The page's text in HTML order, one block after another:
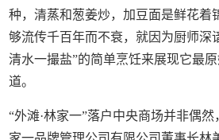
种，清蒸和葱姜炒，加豆面是鲜花着
够流传千百年而不衰，就因为厨师深
清水一撮盐”的简单烹饪来展现它最
道。
“外滩·林家一”落户中央商场并非偶